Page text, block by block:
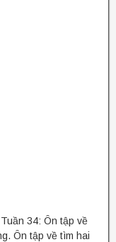
34: Ôn tập về
Ôn tập về tìm hai